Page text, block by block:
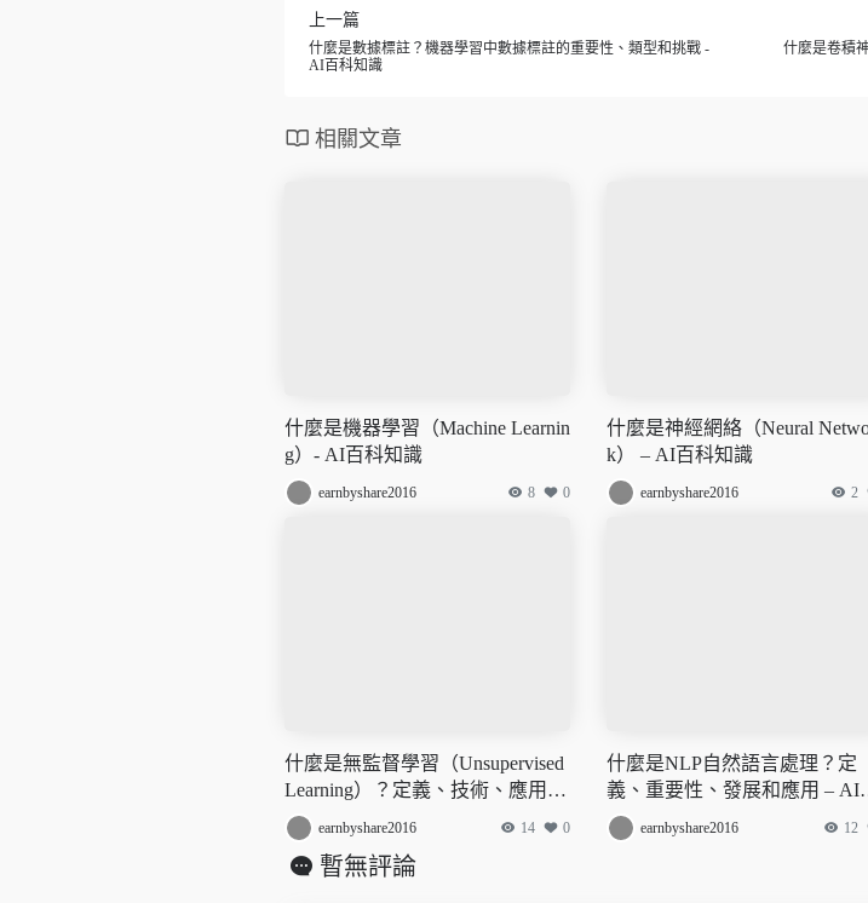
上一篇
什麼是數據標註？機器學習中數據標註的重要性、類型和挑戰 -
AI百科知識
什麼是卷積
相關文章
什麼是機器學習（Machine Learnin
g）- AI百科知識
earnbyshare2016 8 0
什麼是神經網絡（Neural
k） – AI百科知識
earnbyshare2016 2
什麼是無監督學習（Unsupervised
Learning）？定義、技術、應用和
挑戰 – AI百科知識
earnbyshare2016 14 0
什麼是NLP自然語言處理？定
義、重要性、發展和應用 – AI
科
earnbyshare2016 12
暫無評論